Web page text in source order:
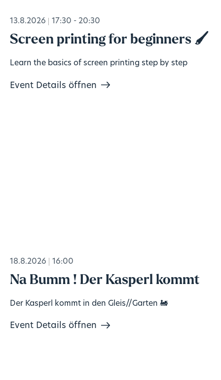
13.8.2026 17:30 - 20:30
Screen printing for beginners 🖌️
Learn the basics of screen printing step by step
Event Details öffnen
18.8.2026 16:00
Na Bumm ! Der Kasperl kommt
Der Kasperl kommt in den Gleis//Garten 🚂
Event Details öffnen